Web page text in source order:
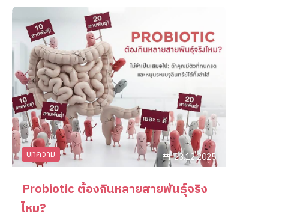
บทความ 23.12.2025
Probiotic ต้องกินหลายสายพันธุ์จริง
ไหม?